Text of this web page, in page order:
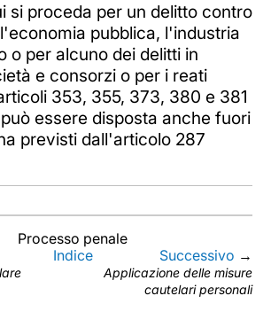
si proceda per un delitto contro
pubblica, l'industria
o per alcuno dei delitti in
e consorzi o per i reati
353, 355, 373, 380 e 381
essere disposta anche fuori
previsti dall'articolo 287
Processo penale
Indice Successivo →
Applicazione delle misure
cautelari personali